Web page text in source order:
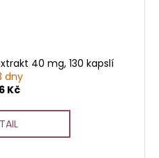
40 mg, 130 kapslí
dny
Kč